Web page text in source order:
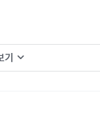
keyboard_arrow_down